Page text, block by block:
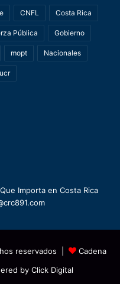
CNFL Costa Rica
Pública Gobierno
mopt Nacionales
ucr
Importa en Costa Rica
reservados |
Cadena
by Click Digital